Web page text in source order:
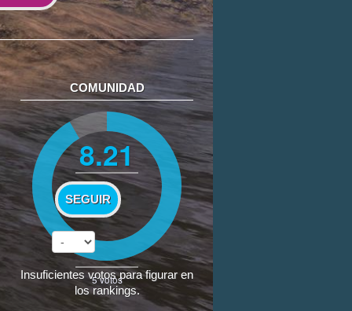
COMUNIDAD
8.21
SEGUIR
5votos
Insuficientes votos para figurar en
los rankings.